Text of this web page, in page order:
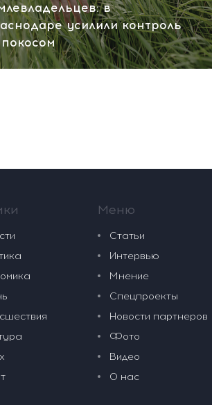
в
усилили контроль
Меню
Статьи
Интервью
Мнение
Спецпроекты
Новости партнеров
Фото
Видео
О нас